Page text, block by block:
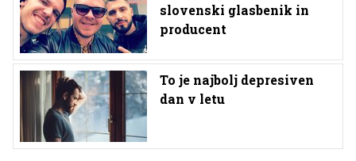
slovenski glasbenik in
producent
To je najbolj depresiven
dan v letu